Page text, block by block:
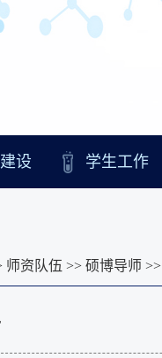
设 学生工作
师资队伍 >> 硕博导师 >>